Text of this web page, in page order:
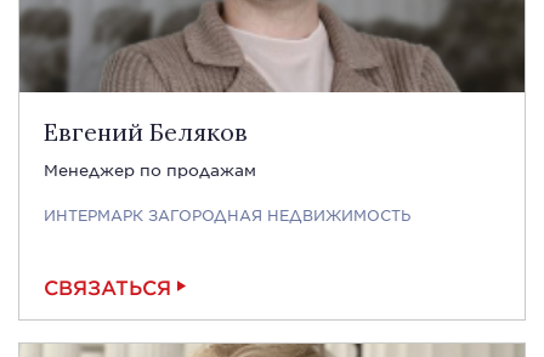
Евгений Беляков
Менеджер по продажам
ИНТЕРМАРК ЗАГОРОДНАЯ НЕДВИЖИМОСТЬ
СВЯЗАТЬСЯ